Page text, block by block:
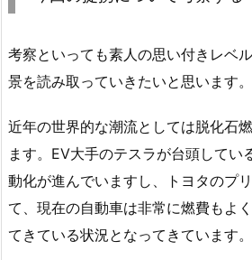
考察といっても素人の思い付きレベ
景を読み取っていきたいと思います。
近年の世界的な潮流としては脱化石
ます。EV大手のテスラが台頭してい
動化が進んでいますし、トヨタのプ
て、現在の自動車は非常に燃費もよ
てきている状況となってきています。